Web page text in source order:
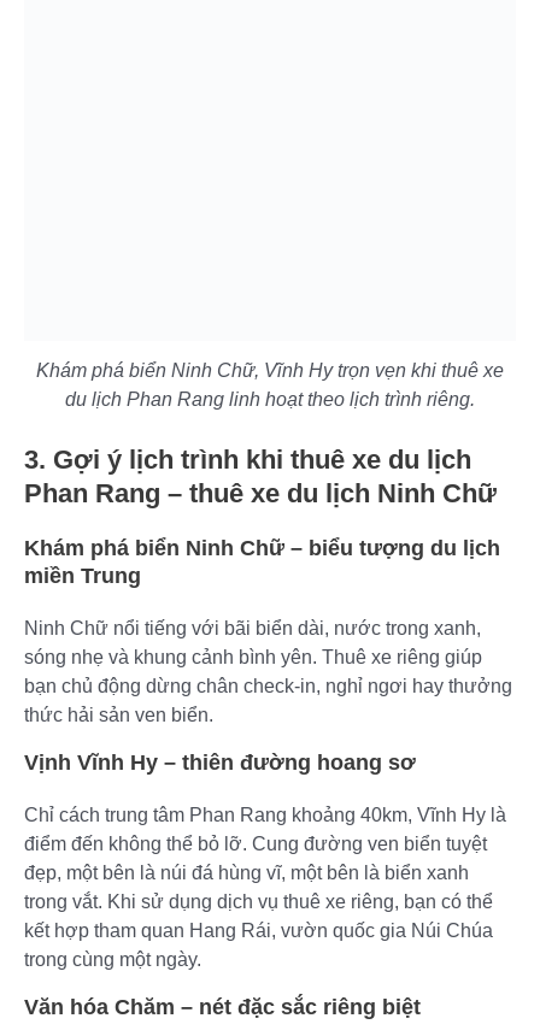
Khám phá biển Ninh Chữ, Vĩnh Hy trọn vẹn khi thuê xe
du lịch Phan Rang linh hoạt theo lịch trình riêng.
3. Gợi ý lịch trình khi thuê xe du lịch
Phan Rang – thuê xe du lịch Ninh Chữ
Khám phá biển Ninh Chữ – biểu tượng du lịch
miền Trung
Ninh Chữ nổi tiếng với bãi biển dài, nước trong xanh,
sóng nhẹ và khung cảnh bình yên. Thuê xe riêng giúp
bạn chủ động dừng chân check-in, nghỉ ngơi hay thưởng
thức hải sản ven biển.
Vịnh Vĩnh Hy – thiên đường hoang sơ
Chỉ cách trung tâm Phan Rang khoảng 40km, Vĩnh Hy là
điểm đến không thể bỏ lỡ. Cung đường ven biển tuyệt
đẹp, một bên là núi đá hùng vĩ, một bên là biển xanh
trong vắt. Khi sử dụng dịch vụ thuê xe riêng, bạn có thể
kết hợp tham quan Hang Rái, vườn quốc gia Núi Chúa
trong cùng một ngày.
Văn hóa Chăm – nét đặc sắc riêng biệt